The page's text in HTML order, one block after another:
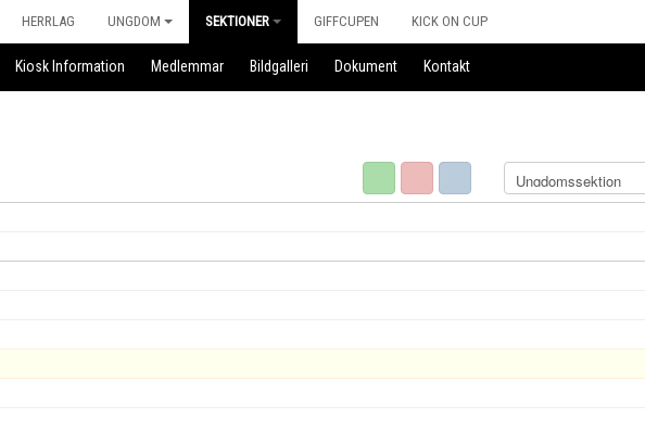
HERRLAG UNGDOM SEKTIONER GIFFCUPEN KICK ON CUP
Kiosk Information Medlemmar Bildgalleri Dokument Kontakt